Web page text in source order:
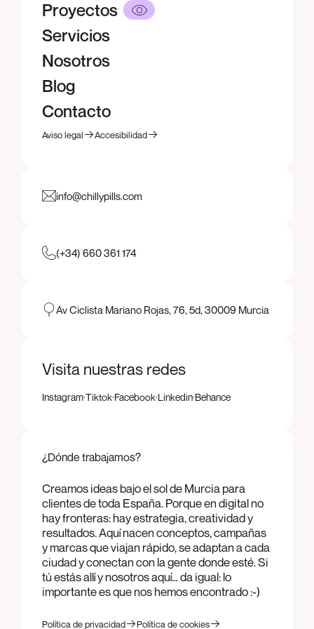
Inicio
Proyectos
Proyectos
Servicios
Servicios
Nosotros
Nosotros
Blog
Blog
Contacto
Contacto
Aviso legal Accesibilidad
info@chillypills.com
(+34) 660 361 174
Av Ciclista Mariano Rojas, 76, 5d, 30009 Murcia
Visita nuestras redes
Instagram·Tiktok·Facebook·Linkedin·Behance
¿Dónde trabajamos?
Creamos ideas bajo el sol de Murcia para
clientes de toda España. Porque en digital no
hay fronteras: hay estrategia, creatividad y
resultados. Aquí nacen conceptos, campañas
y marcas que viajan rápido, se adaptan a cada
ciudad y conectan con la gente donde esté. Si
tú estás allí y nosotros aquí… da igual: lo
importante es que nos hemos encontrado :-)
Política de privacidad Política de cookies